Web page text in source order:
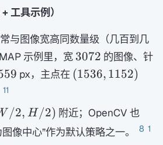
工具示例）
与图像宽高同数量级（几百到几
示例里，宽 3072
3072 的图像、针
px，主点在 (1536,1152)
(1536, 1152)
11
2,H/2)
/2, H/2) 附近；OpenCV 也
像中心”作为默认策略之一。
8 1